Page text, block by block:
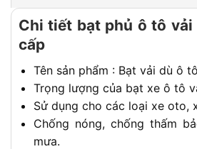
Chi tiết bạt phủ ô tô vải
cấp
Tên sản phẩm : Bạt vải dù ô
Trọng lượng của bạt xe ô tô
Sử dụng cho các loại xe oto,
Chống nóng, chống thấm
mưa.